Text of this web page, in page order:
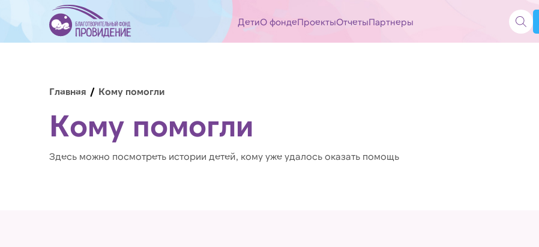
ДетиО фондеПроектыОтчетыПартнеры
Главная Кому помогли
Кому помогли
Здесь можно посмотреть истории детей, кому уже удалось оказать помощь